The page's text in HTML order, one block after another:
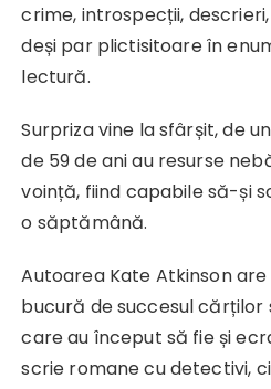
crime, introspecții,
deși par plictisitoare în
lectură.
Surpriza vine la sfârșit, de
de 59 de ani au resurse
voință, fiind capabile să-și
o săptămână.
Autoarea Kate Atkinson
bucură de succesul cărților
care au început să fie și
scrie romane cu detectivi,